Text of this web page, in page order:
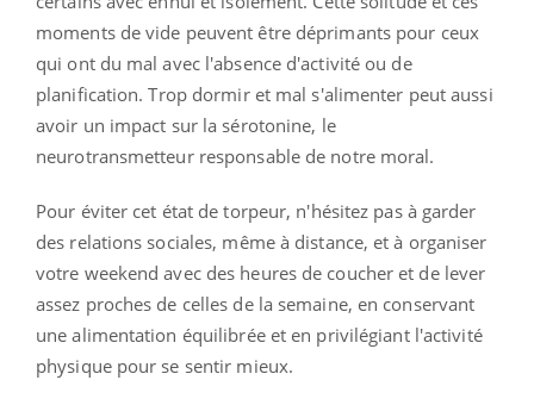
moments de vide peuvent être déprimants pour ceux
qui ont du mal avec l'absence d'activité ou de
planification. Trop dormir et mal s'alimenter peut aussi
avoir un impact sur la sérotonine, le
neurotransmetteur responsable de notre moral.
Pour éviter cet état de torpeur, n'hésitez pas à garder
des relations sociales, même à distance, et à organiser
votre weekend avec des heures de coucher et de lever
assez proches de celles de la semaine, en conservant
une alimentation équilibrée et en privilégiant l'activité
physique pour se sentir mieux.